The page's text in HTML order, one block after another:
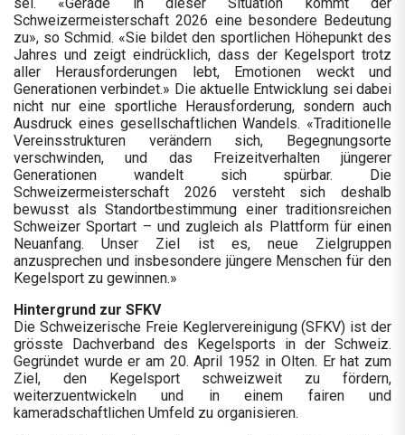
sei. «Gerade in dieser Situation kommt der
Schweizermeisterschaft 2026 eine besondere Bedeutung
zu», so Schmid. «Sie bildet den sportlichen Höhepunkt des
Jahres und zeigt eindrücklich, dass der Kegelsport trotz
aller Herausforderungen lebt, Emotionen weckt und
Generationen verbindet.» Die aktuelle Entwicklung sei dabei
nicht nur eine sportliche Herausforderung, sondern auch
Ausdruck eines gesellschaftlichen Wandels. «Traditionelle
Vereinsstrukturen verändern sich, Begegnungsorte
verschwinden, und das Freizeitverhalten jüngerer
Generationen wandelt sich spürbar. Die
Schweizermeisterschaft 2026 versteht sich deshalb
bewusst als Standortbestimmung einer traditionsreichen
Schweizer Sportart – und zugleich als Plattform für einen
Neuanfang. Unser Ziel ist es, neue Zielgruppen
anzusprechen und insbesondere jüngere Menschen für den
Kegelsport zu gewinnen.»
Hintergrund zur SFKV
Die Schweizerische Freie Keglervereinigung (SFKV) ist der
grösste Dachverband des Kegelsports in der Schweiz.
Gegründet wurde er am 20. April 1952 in Olten. Er hat zum
Ziel, den Kegelsport schweizweit zu fördern,
weiterzuentwickeln und in einem fairen und
kameradschaftlichen Umfeld zu organisieren.